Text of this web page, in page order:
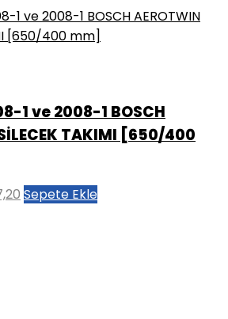
1 ve 2008-1 BOSCH
TAKIMI [650/400
Şu
Sepete Ekle